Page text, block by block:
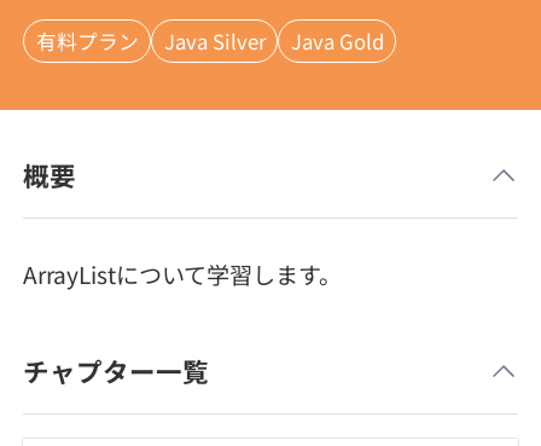
転職成功ガイド
インタビュー
求人検索
学習
問題集
リファレンス
SQL
評価結果一覧
再チャレンジ結果一覧
メディア
Tech Team Journal
paiza times
note
paizaとは？
有料プラン Java Silver Java Gold
概要
ArrayListについて学習します。
チャプター一覧